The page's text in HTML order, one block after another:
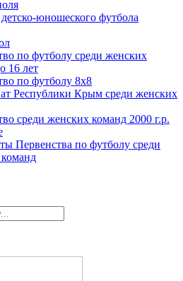
юношеского футбола
по футболу среди женских
16 лет
по футболу 8х8
Республики Крым среди женских
среди женских команд 2000 г.р.
Первенства по футболу среди